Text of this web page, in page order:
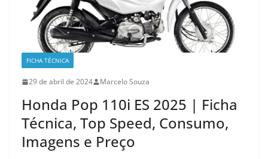
FICHA TÉCNICA
29 de abril de 2024 Marcelo Souza
Honda Pop 110i ES 2025 | Ficha
Técnica, Top Speed, Consumo,
Imagens e Preço